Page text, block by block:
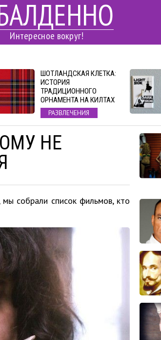
Интересное вокруг!
ШОТЛАНДСКАЯ КЛЕТКА:
ИСТОРИЯ
ТРАДИЦИОННОГО
ОРНАМЕНТА НА КИЛТАХ
РАЗВЛЕЧЕНИЯ
НЕ
мы собрали список фильмов, кто